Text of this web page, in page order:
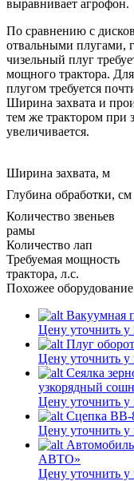
выравнивает агрофон.
По сравнению с
отвальными плугами,
чизельный плуг
мощного трактора.
плугом требуется
Ширина захвата и
тем же трактором при
увеличивается.
Ширина захвата, м
Глубина обработки, см
Количество звеньев
рамы
Количество лап
Требуемая мощность
трактора, л.с.
Похожее оборудование
Вакуумная
Цену уточнить у
Плуг
Цену уточнить у
Сеялка
узкорядный
Цену уточнить у
Сцепка ВВ-
Цену уточнить у
АВТО»
Цену уточнить у